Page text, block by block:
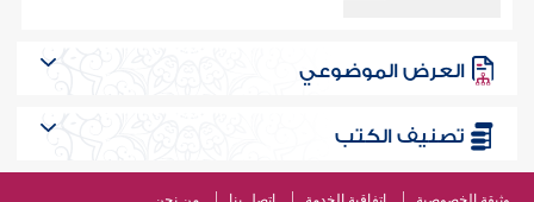
العرض الموضوعي
تصنيف الكتب